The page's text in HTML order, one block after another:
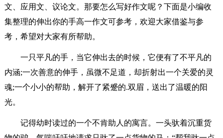
文、应用文、议论文。那要怎么写好作文呢？下面是小编收
集整理的伸出你的手高一作文可参考，欢迎大家借鉴与参
考，希望对大家有所帮助。
一只平凡的手，当它伸出去的时候，它便有了不平凡的
内涵;一次善意的伸手，虽微不足道，却折射出一个关爱的灵
魂;一个小小的帮助，解开了紧蹙的.双眉，送出了温暖的阳
光。
记得幼时读过的一个不肯助人的寓言。一头驮着沉重货